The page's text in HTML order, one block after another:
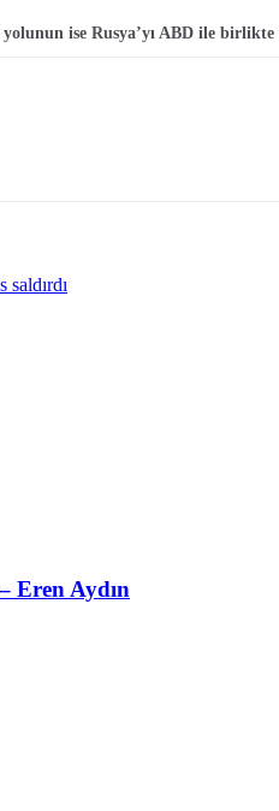
yolunun ise Rusya’yı ABD ile
Eren Aydın